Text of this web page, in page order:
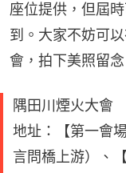
座位提供，但屆
到。大家不妨可
會，拍下美照留念
隅田川煙火大會
地址：【第一會
言問橋上游）、